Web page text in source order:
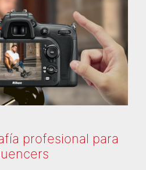
profesional para